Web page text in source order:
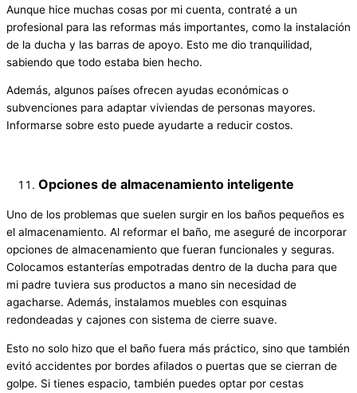
Aunque hice muchas cosas por mi cuenta, contraté a un
profesional para las reformas más importantes, como la instalación
de la ducha y las barras de apoyo. Esto me dio tranquilidad,
sabiendo que todo estaba bien hecho.
Además, algunos países ofrecen ayudas económicas o
subvenciones para adaptar viviendas de personas mayores.
Informarse sobre esto puede ayudarte a reducir costos.
Opciones de almacenamiento inteligente
Uno de los problemas que suelen surgir en los baños pequeños es
el almacenamiento. Al reformar el baño, me aseguré de incorporar
opciones de almacenamiento que fueran funcionales y seguras.
Colocamos estanterías empotradas dentro de la ducha para que
mi padre tuviera sus productos a mano sin necesidad de
agacharse. Además, instalamos muebles con esquinas
redondeadas y cajones con sistema de cierre suave.
Esto no solo hizo que el baño fuera más práctico, sino que también
evitó accidentes por bordes afilados o puertas que se cierran de
golpe. Si tienes espacio, también puedes optar por cestas